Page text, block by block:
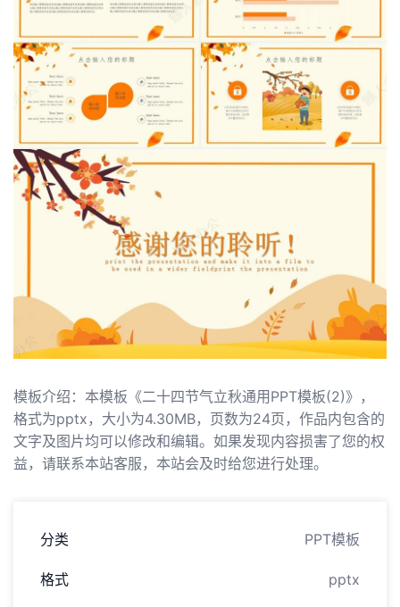
模板介绍：本模板《二十四节气立秋通用PPT模板(2)》，
格式为pptx，大小为4.30MB，页数为24页，作品内包含的
文字及图片均可以修改和编辑。如果发现内容损害了您的权
益，请联系本站客服，本站会及时给您进行处理。
分类 PPT模板
格式 pptx